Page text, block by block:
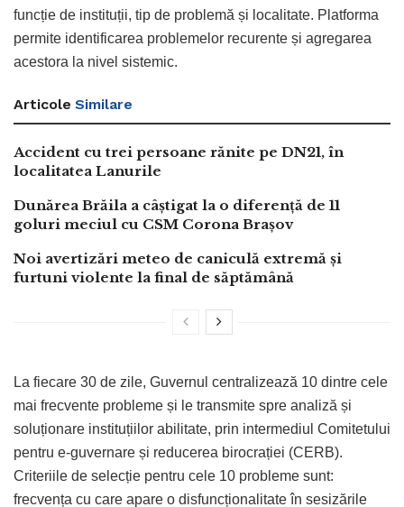
funcție de instituții, tip de problemă și localitate. Platforma
permite identificarea problemelor recurente și agregarea
acestora la nivel sistemic.
Articole Similare
Accident cu trei persoane rănite pe DN21, în
localitatea Lanurile
Dunărea Brăila a câștigat la o diferență de 11
goluri meciul cu CSM Corona Brașov
Noi avertizări meteo de caniculă extremă și
furtuni violente la final de săptămână
La fiecare 30 de zile, Guvernul centralizează 10 dintre cele
mai frecvente probleme și le transmite spre analiză și
soluționare instituțiilor abilitate, prin intermediul Comitetului
pentru e-guvernare și reducerea birocrației (CERB).
Criteriile de selecție pentru cele 10 probleme sunt:
frecvența cu care apare o disfuncționalitate în sesizările